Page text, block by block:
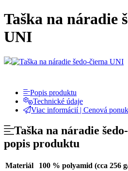
Taška na náradie
UNI
Popis produktu
Technické údaje
Viac informácií | Cenová
Taška na náradie
popis produktu
Materiál
100 % polyamid (cca 256